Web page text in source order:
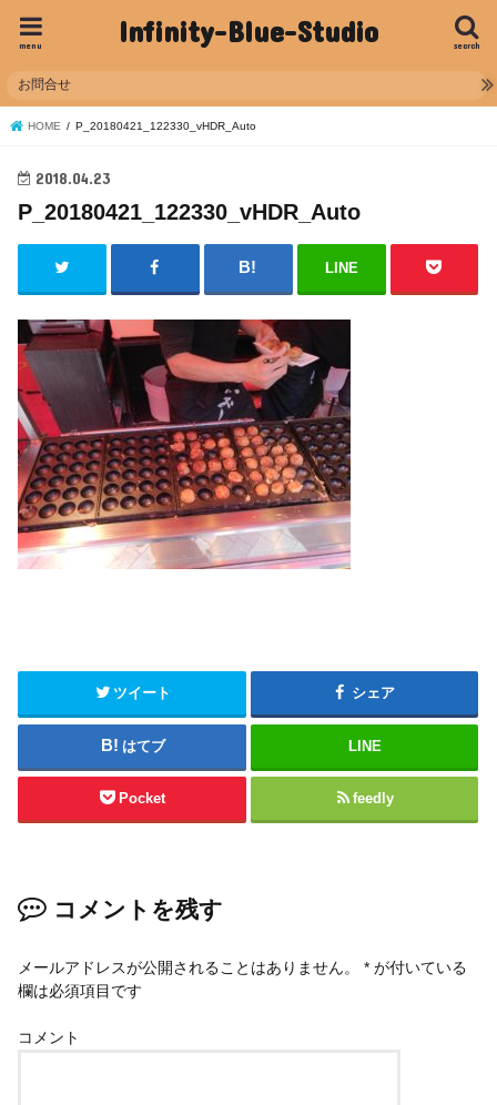
Infinity-Blue-Studio search
menu
お問合せ
HOME P_20180421_122330_vHDR_Auto
2018.04.23
P_20180421_122330_vHDR_Auto
LINE
ツイート シェア
はてブ LINE
Pocket feedly
コメントを残す
メールアドレスが公開されることはありません。 * が付いている
欄は必須項目です
コメント